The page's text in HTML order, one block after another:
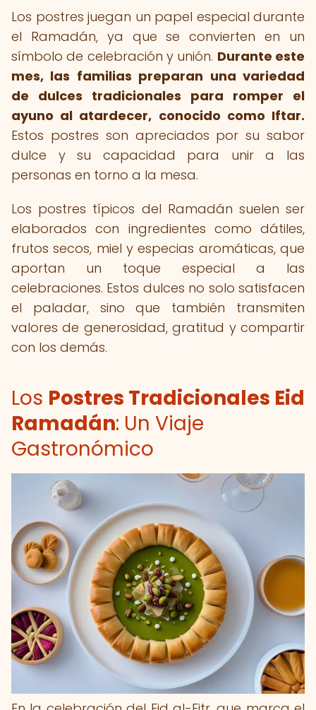
Los postres juegan un papel especial durante
el Ramadán, ya que se convierten en un
símbolo de celebración y unión. Durante este
mes, las familias preparan una variedad
de dulces tradicionales para romper el
ayuno al atardecer, conocido como Iftar.
Estos postres son apreciados por su sabor
dulce y su capacidad para unir a las
personas en torno a la mesa.
Los postres típicos del Ramadán suelen ser
elaborados con ingredientes como dátiles,
frutos secos, miel y especias aromáticas, que
aportan un toque especial a las
celebraciones. Estos dulces no solo satisfacen
el paladar, sino que también transmiten
valores de generosidad, gratitud y compartir
con los demás.
Los Postres Tradicionales Eid
Ramadán: Un Viaje
Gastronómico